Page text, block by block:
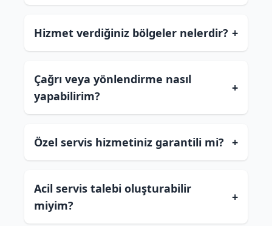
Hizmet verdiğiniz bölgeler nelerdir? +
Çağrı veya yönlendirme nasıl
yapabilirim?
+
Özel servis hizmetiniz garantili mi? +
Acil servis talebi oluşturabilir
miyim?
+